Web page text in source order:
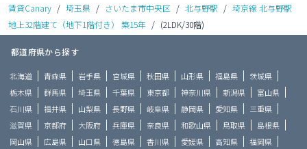
賃貸Canary / 埼玉県 / さいたま市中央区 / 北与野駅 / 埼京線 北与野駅
地上32階建て（地下1階付き） 築15年 / (2LDK/30階)
都道府県から探す
北海道 青森県 岩手県 宮城県 秋田県 山形県 福島県
茨城県
栃木県
群馬県 埼玉県 千葉県 東京都 神奈川県 新潟県
富山県
石川県
福井県 山梨県 長野県 岐阜県 静岡県 愛知県
三重県
滋賀県
京都府 大阪府 兵庫県 奈良県 和歌山県 鳥取県
島根県
岡山県
広島県 山口県 徳島県 香川県 愛媛県 高知県
福岡県